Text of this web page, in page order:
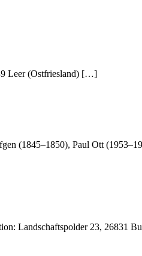
Leer (Ostfriesland) […]
(1845–1850), Paul Ott
Landschaftspolder 23, 26831